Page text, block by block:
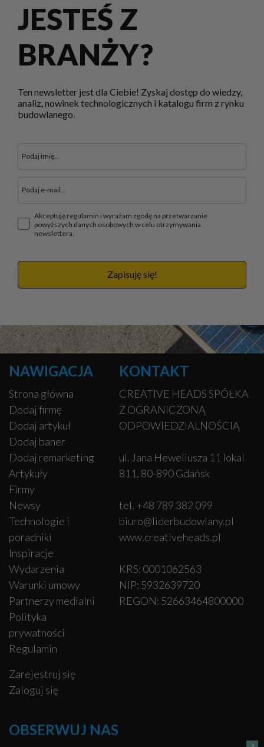
JESTEŚ Z
BRANŻY?
Ten newsletter jest dla Ciebie! Zyskaj dostęp do wiedzy,
analiz, nowinek technologicznych i katalogu firm z rynku
budowlanego.
Akceptuję regulamin i wyrażam zgodę na przetwarzanie
powyższych danych osobowych w celu otrzymywania
newslettera.
Zapisuję się!
NAWIGACJA
Strona główna
Dodaj firmę
Dodaj artykuł
Dodaj baner
Dodaj remarketing
Artykuły
Firmy
Newsy
Technologie i
poradniki
Inspiracje
Wydarzenia
Warunki umowy
Partnerzy medialni
Polityka
prywatności
Regulamin
Zarejestruj się
Zaloguj się
KONTAKT
CREATIVE HEADS SPÓŁKA
Z OGRANICZONĄ
ODPOWIEDZIALNOŚCIĄ
ul. Jana Heweliusza 11 lokal
811, 80-890 Gdańsk
tel. +48 789 382 099
biuro@liderbudowlany.pl
www.creativeheads.pl
KRS: 0001062563
NIP: 5932639720
REGON: 52663464800000
OBSERWUJ NAS